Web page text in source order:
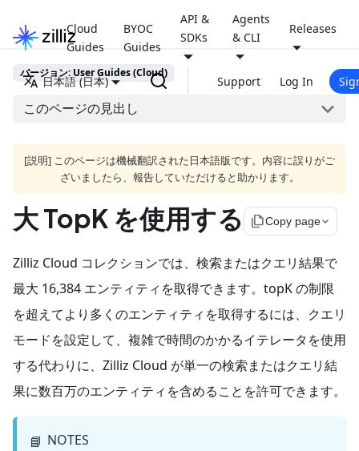
Cloud
Guides
BYOC
Guides
API &
SDKs
Agents
& CLI
Releases
日本語 (日本) Support Log In
バージョン: User Guides (Cloud)
このページの見出し
[説明] このページは機械翻訳された日本語版です。内容に誤りがご
ざいましたら、報告していただけると助かります。
大 TopK を使用する file_copyCopy page
Zilliz Cloud コレクションでは、検索またはクエリ結果で
最大 16,384 エンティティを取得できます。topK の制限
を超えてより多くのエンティティを取得するには、クエリ
モードを設定して、複雑で時間のかかるイテレータを使用
する代わりに、Zilliz Cloud が単一の検索またはクエリ結
果に数百万のエンティティを含めることを許可できます。
📘 NOTES